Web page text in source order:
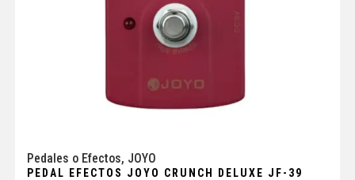
Pedales o Efectos, JOYO
PEDAL EFECTOS JOYO CRUNCH DELUXE JF-39